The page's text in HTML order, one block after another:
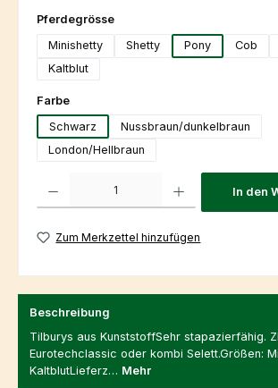
Pferdegrösseauswählen
Minishetty
Shetty Pony Cob
Kaltblut
Farbeauswählen
Schwarz
Nussbraun/dunkelbraun
London/Hellbraun
In den
Zum Merkzettel hinzufügen
Beschreibung
Tilburys aus KunststoffSehr stapazierfähig.
Eurotechclassic oder kombi Selett.Größen:
KaltblutLieferz… Mehr